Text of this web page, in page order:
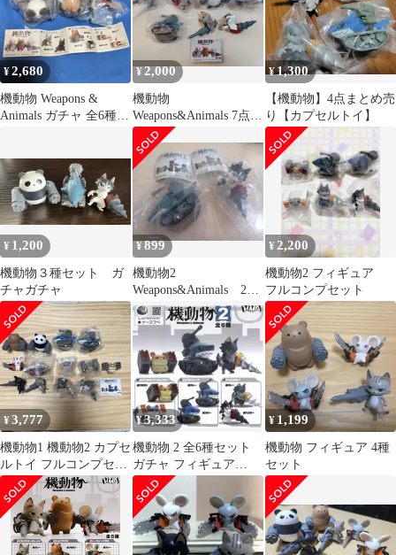
¥2,680
機動物 Weapons &
Animals ガチャ 全6種セ
¥2,000
機動物
Weapons&Animals 7点セ
ット
¥1,300
【機動物】4点まとめ売
り【カプセルトイ】
¥ 1,200
機動物３種セット ガ
チャガチャ
¥899
機動物2
Weapons&Animals 2種
セット
¥ 2,200
機動物2 フィギュア
フルコンプセット
¥3,777
機動物1 機動物2 カプセ
ルトイ フルコンプセッ
ト➕おまけ
¥3,333
機動物 2 全6種セット
ガチャ フィギュア
HMA
¥ 1,199
機動物 フィギュア 4種
セット